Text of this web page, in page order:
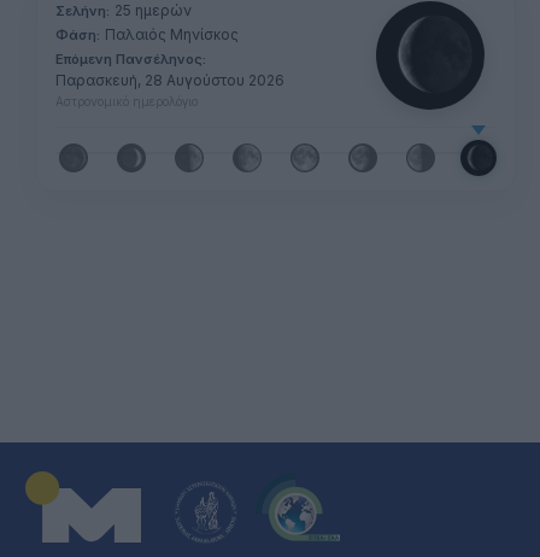
Σελήνη: 25 ημερών
Φάση: Παλαιός Μηνίσκος
Επόμενη Πανσέληνος:
Παρασκευή, 28 Αυγούστου 2026
Αστρονομικό ημερολόγιο